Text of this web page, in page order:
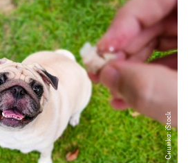
Снимка: iStock